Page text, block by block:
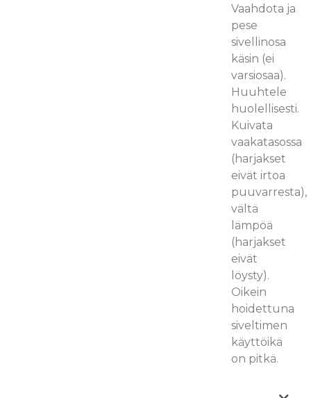
Vaahdota ja
pese
sivellinosa
käsin (ei
varsiosaa).
Huuhtele
huolellisesti.
Kuivata
vaakatasossa
(harjakset
eivät irtoa
puuvarresta),
vältä
lämpöä
(harjakset
eivät
löysty).
Oikein
hoidettuna
siveltimen
käyttöikä
on pitkä.